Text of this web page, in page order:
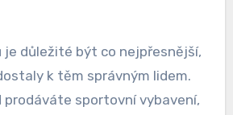
je důležité být co nejpřesnější,
k těm správným lidem.
prodáváte sportovní vybavení,